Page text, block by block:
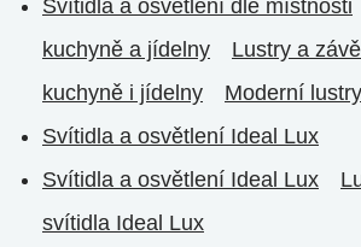
Svítidla a osvětlení dle místnosti
kuchyně a jídelny
Lustry a
kuchyně i jídelny
Moderní
Svítidla a osvětlení Ideal Lux
Svítidla a osvětlení Ideal Lux
svítidla Ideal Lux